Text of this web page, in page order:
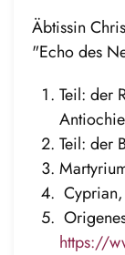
Äbtissin
"Echo des
Teil: der
Teil: der
https://